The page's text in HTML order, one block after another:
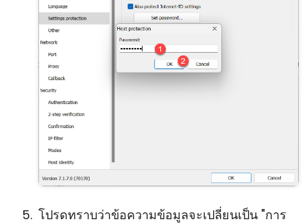
โปรดทราบว่าข้อความข้อมูลจะเปลี่ยนเป็น "การ